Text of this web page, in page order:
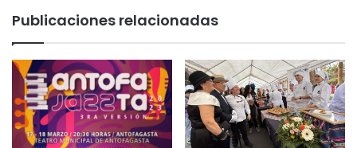
Publicaciones relacionadas